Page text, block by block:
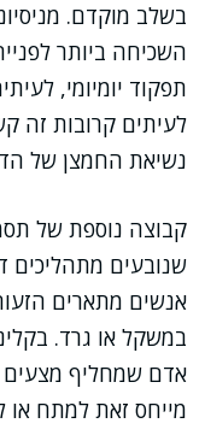
בשלב מוקדם.
השכיחה ביותר
תפקוד יומיומי,
לעיתים קרובות זה
נשיאת החמצן של
קבוצה נוספת של
שנובעים מתהליכים
אנשים מתארים
במשקל או גרד.
אדם שמחליף מצעים
מייחס זאת למתח או